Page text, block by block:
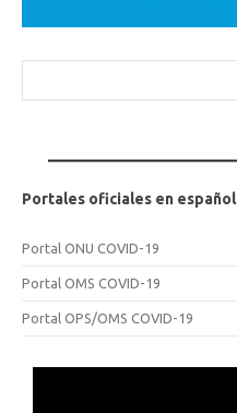
Portales oficiales en español
Portal ONU COVID-19
Portal OMS COVID-19
Portal OPS/OMS COVID-19